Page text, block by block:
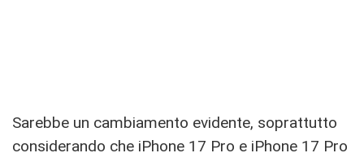
Sarebbe un cambiamento evidente, soprattutto
considerando che iPhone 17 Pro e iPhone 17 Pro